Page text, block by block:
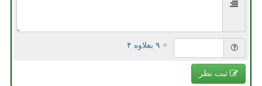
= ۹ بعلاوه ۴
ثبت نظر